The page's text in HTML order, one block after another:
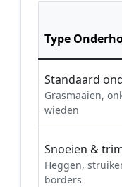
Type
Standaard
Grasmaaien,
wieden
Snoeien &
Heggen,
borders